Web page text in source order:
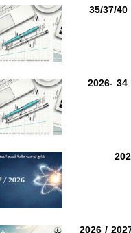
اعلان عن المنح المؤقت للاستشارة 35/37/40